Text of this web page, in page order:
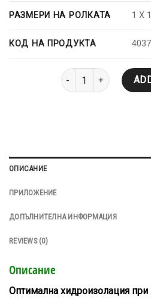
РАЗМЕРИ НА РОЛКАТА 1 X
КОД НА ПРОДУКТА 4037
ESHAGUM-
ОПИСАНИЕ
ПРИЛОЖЕНИЕ
ДОПЪЛНИТЕЛНА ИНФОРМАЦИЯ
REVIEWS (0)
Описание
Оптимална хидроизолация при